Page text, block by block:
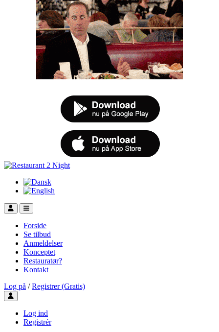
Forside
Se tilbud
Anmeldelser
Konceptet
Restauratør?
Kontakt
Log på / Registrer (Gratis)
Toggle user menu
Log ind
Registrér